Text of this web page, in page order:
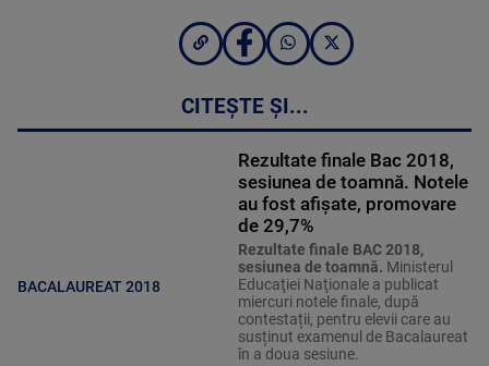
CITEȘTE ȘI...
BACALAUREAT 2018
Rezultate finale Bac 2018,
sesiunea de toamnă. Notele
au fost afișate, promovare
de 29,7%
Rezultate finale BAC 2018,
sesiunea de toamnă. Ministerul
Educaţiei Naţionale a publicat
miercuri notele finale, după
contestații, pentru elevii care au
susținut examenul de Bacalaureat
în a doua sesiune.